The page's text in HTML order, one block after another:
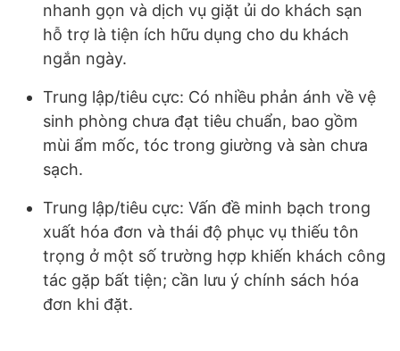
nhanh gọn và dịch vụ giặt ủi do khách sạn
hỗ trợ là tiện ích hữu dụng cho du khách
ngắn ngày.
Trung lập/tiêu cực: Có nhiều phản ánh về vệ
sinh phòng chưa đạt tiêu chuẩn, bao gồm
mùi ẩm mốc, tóc trong giường và sàn chưa
sạch.
Trung lập/tiêu cực: Vấn đề minh bạch trong
xuất hóa đơn và thái độ phục vụ thiếu tôn
trọng ở một số trường hợp khiến khách công
tác gặp bất tiện; cần lưu ý chính sách hóa
đơn khi đặt.